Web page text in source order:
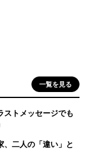
一覧を見る
トメッセージでも
二人の「違い」と